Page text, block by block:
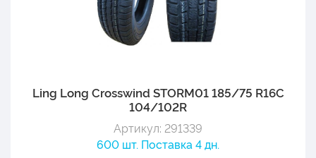
Ling Long Crosswind STORM01 185/75 R16C
104/102R
Артикул: 291339
600 шт. Поставка 4 дн.